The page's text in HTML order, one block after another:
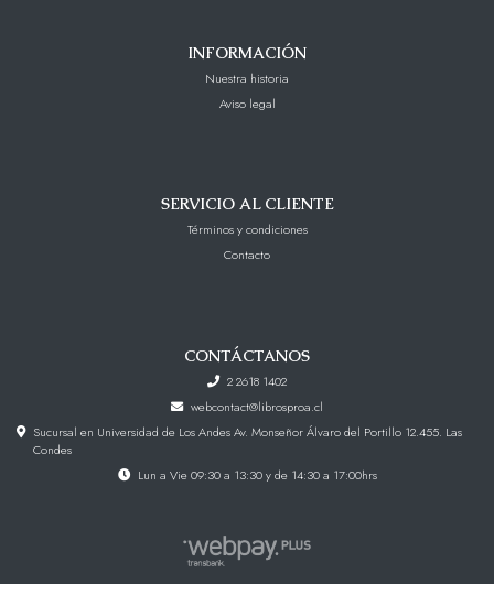
INFORMACIÓN
Nuestra historia
Aviso legal
SERVICIO AL CLIENTE
Términos y condiciones
Contacto
CONTÁCTANOS
2 2618 1402
webcontact@librosproa.cl
Sucursal en Universidad de Los Andes Av. Monseñor Álvaro del Portillo 12.455. Las
Condes
Lun a Vie 09:30 a 13:30 y de 14:30 a 17:00hrs